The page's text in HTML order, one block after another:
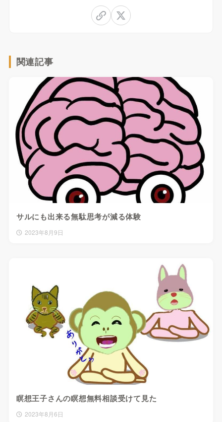
関連記事
サルにも出来る無駄思考が減る体験
2023年8月9日
瞑想王子さんの瞑想無料相談受けて見た
2023年8月6日